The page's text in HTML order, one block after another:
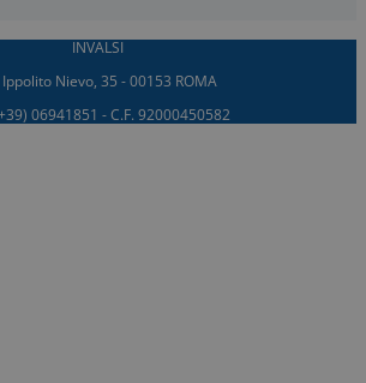
INVALSI
Nievo, 35 - 00153 ROMA
06941851 - C.F. 92000450582